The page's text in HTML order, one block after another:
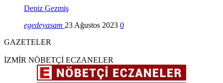
Deniz Gezmiş
egedeyasam 23 Ağustos 2023 0
GAZETELER
İZMİR NÖBETÇİ ECZANELER